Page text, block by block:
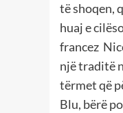
të shoqen,
huaj e
francez
një traditë
tërmet që
Blu, bërë